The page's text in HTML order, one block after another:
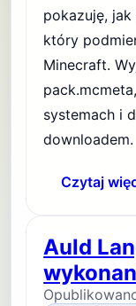
pokazuję,
który
Minecraft.
systemach i
downloadem.
Czytaj
Auld